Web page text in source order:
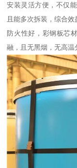
安装灵活方便，不仅
且能多次拆装，综合效
防火性好，彩钢板芯
融，且无黑烟，无高温